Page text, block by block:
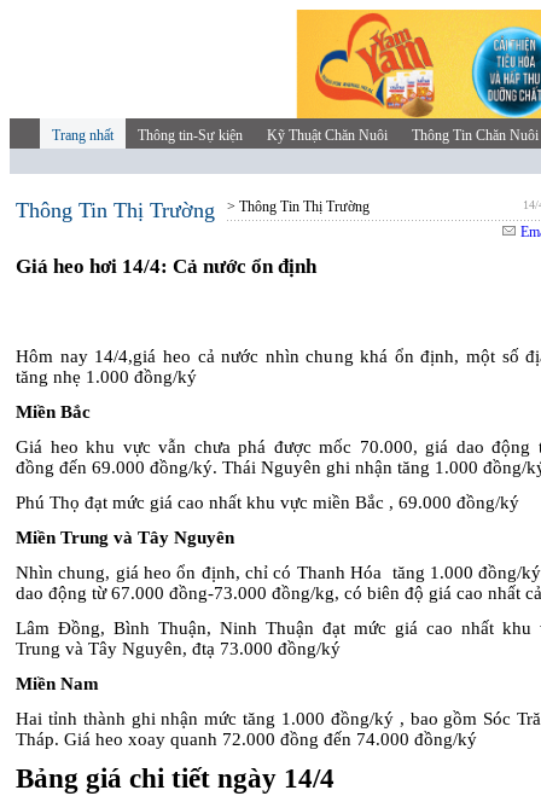
Trang nhất Thông tin-Sự kiện Kỹ Thuật Chăn Nuôi Thông Tin Chăn Nuôi
Thông Tin Thị Trường > Thông Tin Thị Trường
Giá heo hơi 14/4: Cả nước ổn định
Hôm nay 14/4,giá heo cả nước nhìn chung khá ổn định, một số
tăng nhẹ 1.000 đồng/ký
Miền Bắc
Giá heo khu vực vẫn chưa phá được mốc 70.000, giá dao động
đồng đến 69.000 đồng/ký. Thái Nguyên ghi nhận tăng 1.000 đồng/
Phú Thọ đạt mức giá cao nhất khu vực miền Bắc , 69.000 đồng/ký
Miền Trung và Tây Nguyên
Nhìn chung, giá heo ổn định, chỉ có Thanh Hóa tăng 1.000 đồng/
dao động từ 67.000 đồng-73.000 đồng/kg, có biên độ giá cao nhất
Lâm Đồng, Bình Thuận, Ninh Thuận đạt mức giá cao nhất khu
Trung và Tây Nguyên, đtạ 73.000 đồng/ký
Miền Nam
Hai tỉnh thành ghi nhận mức tăng 1.000 đồng/ký , bao gồm Sóc
Tháp. Giá heo xoay quanh 72.000 đồng đến 74.000 đồng/ký
Bảng giá chi tiết ngày 14/4